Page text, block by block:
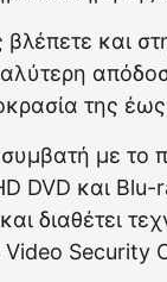
και
της
συμβατή με το
DVD και Blu-
διαθέτει
Video Security